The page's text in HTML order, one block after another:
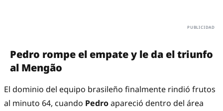
Pedro rompe el empate y le da el triunfo
al Mengão
El dominio del equipo brasileño finalmente rindió frutos
al minuto 64, cuando Pedroapareció dentro del área